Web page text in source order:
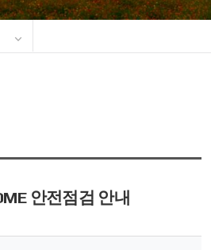
유
트
기
안전점검 안내